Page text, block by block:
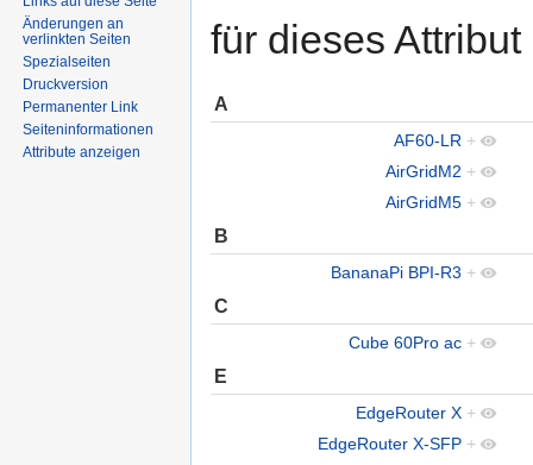
für dieses
A
AF60-LR +
AirGridM2 +
AirGridM5 +
B
BananaPi BPI-R3 +
C
Cube 60Pro ac +
E
EdgeRouter X +
EdgeRouter X-SFP +
Änderungen an
verlinkten Seiten
Spezialseiten
Druckversion
Permanenter Link
Seiten­informationen
Attribute anzeigen